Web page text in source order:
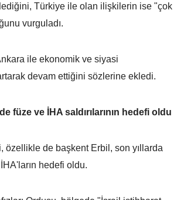
Türkiye ile olan ilişkilerin ise "çok
vurguladı.
ile ekonomik ve siyasi
devam ettiğini sözlerine ekledi.
füze ve İHA saldırılarının hedefi oldu
özellikle de başkent Erbil, son yıllarda
hedefi oldu.